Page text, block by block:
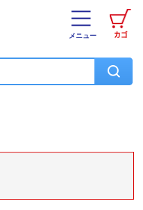
カゴ
メニュー